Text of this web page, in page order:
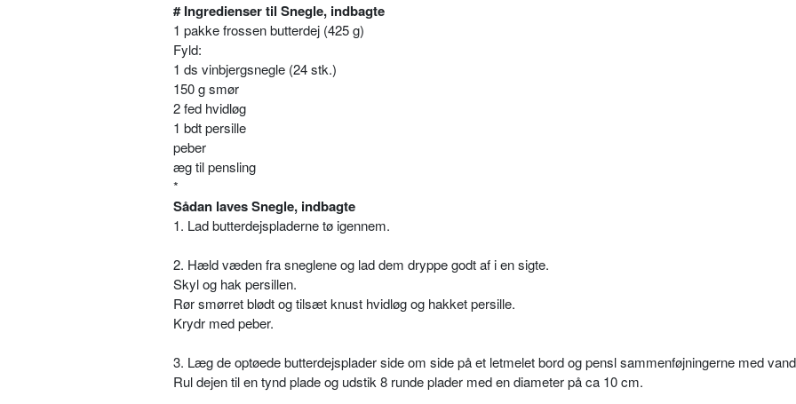
# Ingredienser til Snegle, indbagte
1 pakke frossen butterdej (425 g)
Fyld:
1 ds vinbjergsnegle (24 stk.)
150 g smør
2 fed hvidløg
1 bdt persille
peber
æg til pensling
*
Sådan laves Snegle, indbagte
1. Lad butterdejspladerne tø igennem.
2. Hæld væden fra sneglene og lad dem dryppe godt af i en sigte.
Skyl og hak persillen.
Rør smørret blødt og tilsæt knust hvidløg og hakket persille.
Krydr med peber.
3. Læg de optøede butterdejsplader side om side på et letmelet bord og pensl sammenføjningerne med
Rul dejen til en tynd plade og udstik 8 runde plader med en diameter på ca 10 cm.